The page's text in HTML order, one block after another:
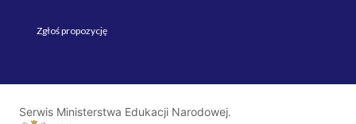
Zgłoś propozycję
Serwis Ministerstwa Edukacji Narodowej.